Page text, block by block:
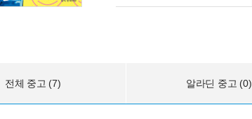
전체 중고 (7) 알라딘 중고 (0)